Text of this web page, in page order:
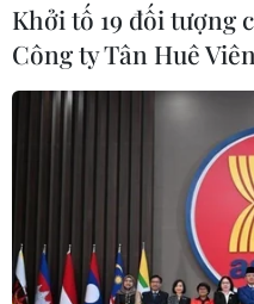
Khởi tố 19 đối tượng
Công ty Tân Huê Viên